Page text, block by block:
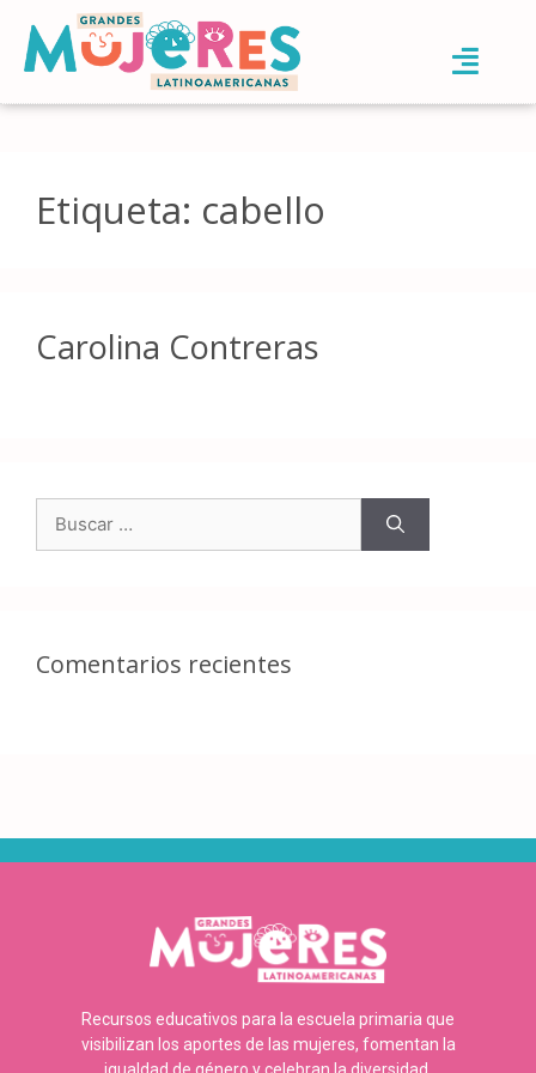
Etiqueta: cabello
Carolina Contreras
Comentarios recientes
Recursos educativos para la escuela primaria que
visibilizan los aportes de las mujeres, fomentan la
igualdad de género y celebran la diversidad.